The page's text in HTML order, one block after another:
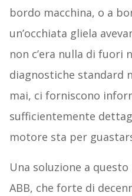
bordo macchina, o a
un’occhiata gliela
non c’era nulla di fuori
diagnostiche standard
mai, ci forniscono
sufficientemente
motore sta per
Una soluzione a
ABB, che forte di